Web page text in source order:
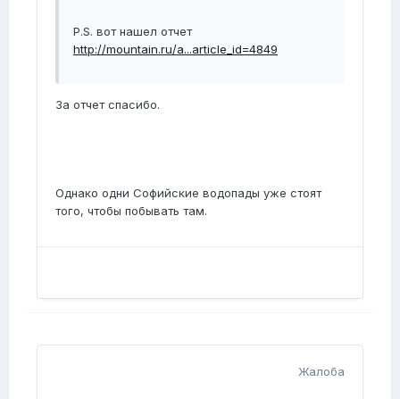
P.S. вот нашел отчет
http://mountain.ru/a...article_id=4849
За отчет спасибо.
Однако одни Софийские водопады уже стоят
того, чтобы побывать там.
Жалоба